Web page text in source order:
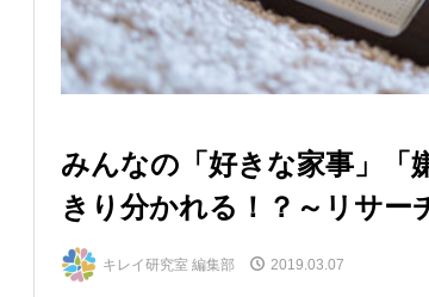
みんなの「好きな家事」「
きり分かれる！？～リサー
キレイ研究室 編集部 2019.03.07